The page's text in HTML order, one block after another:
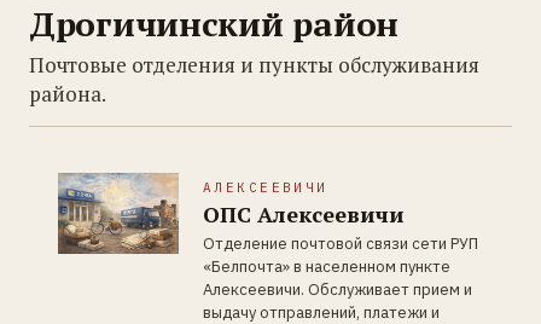
Дрогичинский район
Почтовые отделения и пункты обслуживания
района.
АЛЕКСЕЕВИЧИ
ОПС Алексеевичи
Отделение почтовой связи сети РУП
«Белпочта» в населенном пункте
Алексеевичи. Обслуживает прием и
выдачу отправлений, платежи и